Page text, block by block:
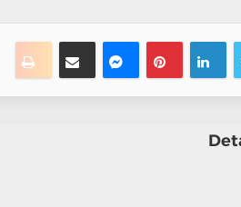
تويتر لينكدإنبينتيريست
ماسنجرمشاركة عبر البريد